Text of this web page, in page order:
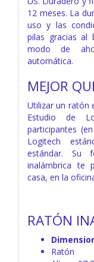
12 meses. La
uso y las
pilas gracias al
modo de
automática.
MEJOR
Utilizar un ratón
Estudio de
participantes
Logitech
estándar. Su
inalámbrica te
casa, en la
RATÓN
Ratón